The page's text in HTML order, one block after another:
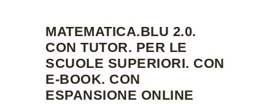
MATEMATICA.BLU 2.0.
CON TUTOR. PER LE
SCUOLE SUPERIORI. CON
E-BOOK. CON
ESPANSIONE ONLINE